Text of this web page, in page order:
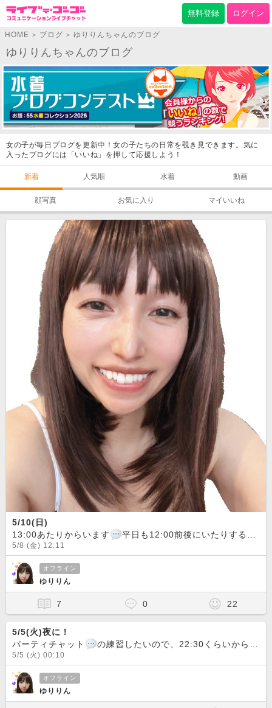
無料登録 ログイン
HOME > ブログ > ゆりりんちゃんのブログ
ゆりりんちゃんのブログ
女の子が毎日ブログを更新中！女の子たちの日常を覗き見できます。気に
入ったブログには「いいね」を押して応援しよう！
新着 人気順 水着 動画
顔写真 お気に入り マイいいね
5/10(日)
13:00あたりからいます
平日も12:00前後にいたりすることもあるので、見かけたらぜひお越しください
5/8 (金) 12:11
オフライン
ゆりりん
7 0 22
5/5(火)夜に！
パーティチャット
の練習したいので、22:30くらいからやります
5/5 (火) 00:10
オフライン
ゆりりん